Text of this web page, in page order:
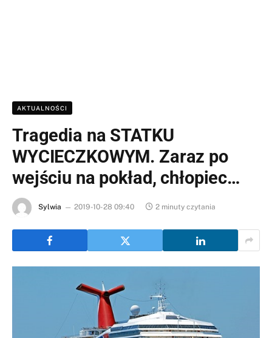
AKTUALNOŚCI
Tragedia na STATKU
WYCIECZKOWYM. Zaraz po
wejściu na pokład, chłopiec…
Sylwia 2019-10-28 09:40 2 minuty czytania